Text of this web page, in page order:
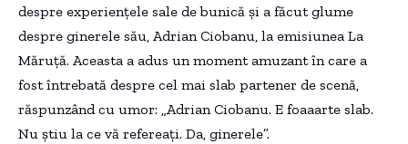
despre experiențele sale de bunică și a făcut glume
despre ginerele său, Adrian Ciobanu, la emisiunea La
Măruță. Aceasta a adus un moment amuzant în care a
fost întrebată despre cel mai slab partener de scenă,
răspunzând cu umor: „Adrian Ciobanu. E foaaarte slab.
Nu știu la ce vă refereați. Da, ginerele”.